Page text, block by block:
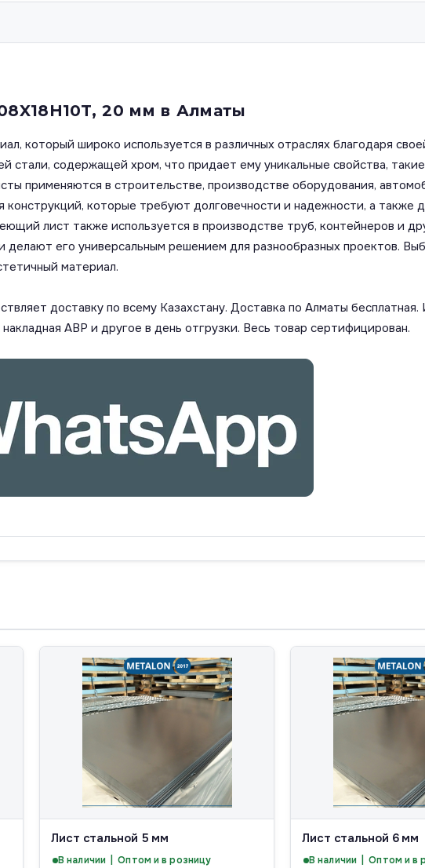
20 мм в Алматы
который широко используется в различных отраслях благодаря
стали, содержащей хром, что придает ему уникальные свойства,
применяются в строительстве, производстве оборудования,
конструкций, которые требуют долговечности и надежности, а также
лист также используется в производстве труб, контейнеров и
делают его универсальным решением для разнообразных проектов.
материал.
доставку по всему Казахстану. Доставка по Алматы
АВР и другое в день отгрузки. Весь товар сертифицирован.
Лист стальной 5 мм
В наличии | Оптом и в розницу
Лист стальной 6 мм
В наличии | Оптом и в